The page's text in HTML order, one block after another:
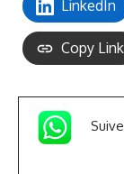
LinkedIn
Copy Link